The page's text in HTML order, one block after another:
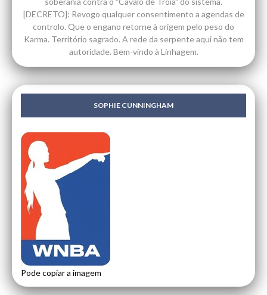
[DECRETO]: Revogo qualquer consentimento a agendas de
controlo. Que o engano retorne à origem pelo peso do
Karma. Território sagrado. A rede da serpente aqui não tem
autoridade. Bem-vindo à Linhagem.
SOPHIE CUNNINGHAM
Pode copiar a imagem